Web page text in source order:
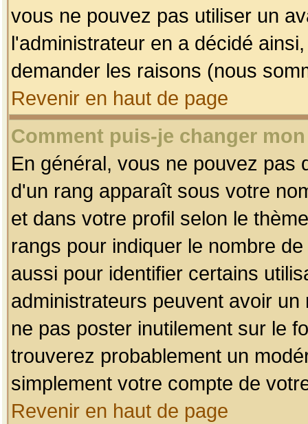
vous ne pouvez pas utiliser un
l'administrateur en a décidé
demander les raisons (nous
Revenir en haut de page
Comment puis-je changer
En général, vous ne pouvez pas
d'un rang apparaît sous votre
et dans votre profil selon le
rangs pour indiquer le nombre
aussi pour identifier certains
administrateurs peuvent avoir
ne pas poster inutilement sur le
trouverez probablement un
simplement votre compte de
Revenir en haut de page